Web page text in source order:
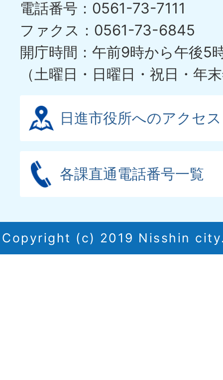
イ
ド
電話番号：0561-73-7111
ファクス：0561-73-6845
開庁時間：午前9時から午後5
（土曜日・日曜日・祝日・年
日進市役所へのアクセス
各課直通電話番号一覧
Copyright (c) 2019 Nisshin